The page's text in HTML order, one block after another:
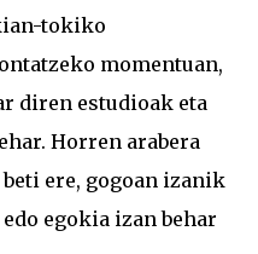
tokiko
momentuan,
diren estudioak eta
Horren arabera
ere, gogoan izanik
egokia izan behar